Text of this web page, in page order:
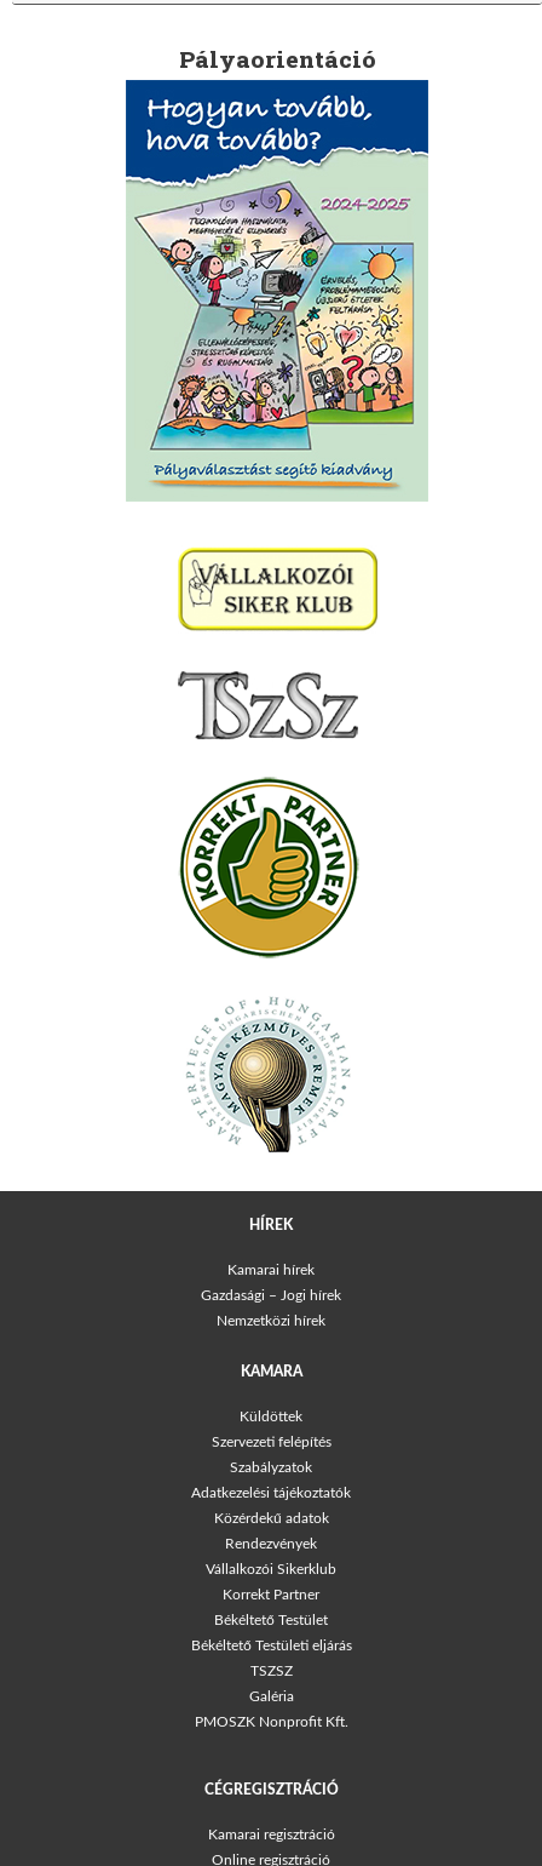
Pályaorientáció
HÍREK
Kamarai hírek
Gazdasági – Jogi hírek
Nemzetközi hírek
KAMARA
Küldöttek
Szervezeti felépítés
Szabályzatok
Adatkezelési tájékoztatók
Közérdekű adatok
Rendezvények
Vállalkozói Sikerklub
Korrekt Partner
Békéltető Testület
Békéltető Testületi eljárás
TSZSZ
Galéria
PMOSZK Nonprofit Kft.
CÉGREGISZTRÁCIÓ
Kamarai regisztráció
Online regisztráció